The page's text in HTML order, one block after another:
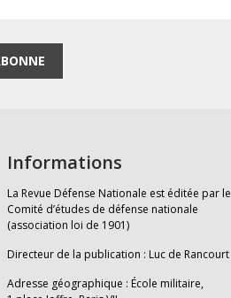
Informations
La Revue Défense Nationale est éditée par le
Comité d’études de défense nationale
(association loi de 1901)
Directeur de la publication : Luc de Rancourt
Adresse géographique : École militaire,